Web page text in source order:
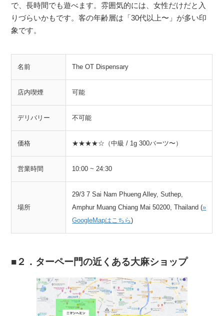
で、長時間でも遊べます。雰囲気的には、女性だけだと入
りづらいかもです。客の年齢層は「30代以上〜」が多い印
象です。
名前 The OT Dispensary
店内喫煙 可能
デリバリー 不可能
価格 ★★★★☆（中級 / 1g 300バーツ〜）
営業時間 10:00 ~ 24:30
場所
29/3 7 Sai Nam Phueng Alley, Suthep,
Amphur Muang Chiang Mai 50200, Thailand (»
GoogleMapはこちら)
２．ターペー門の近くある大麻ショップ